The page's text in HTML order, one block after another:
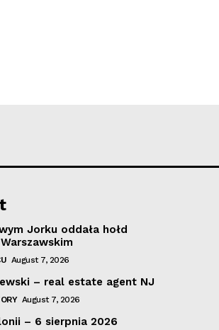
Jorku oddała hołd
August 7, 2026
– real estate agent NJ
August 7, 2026
– 6 sierpnia 2026